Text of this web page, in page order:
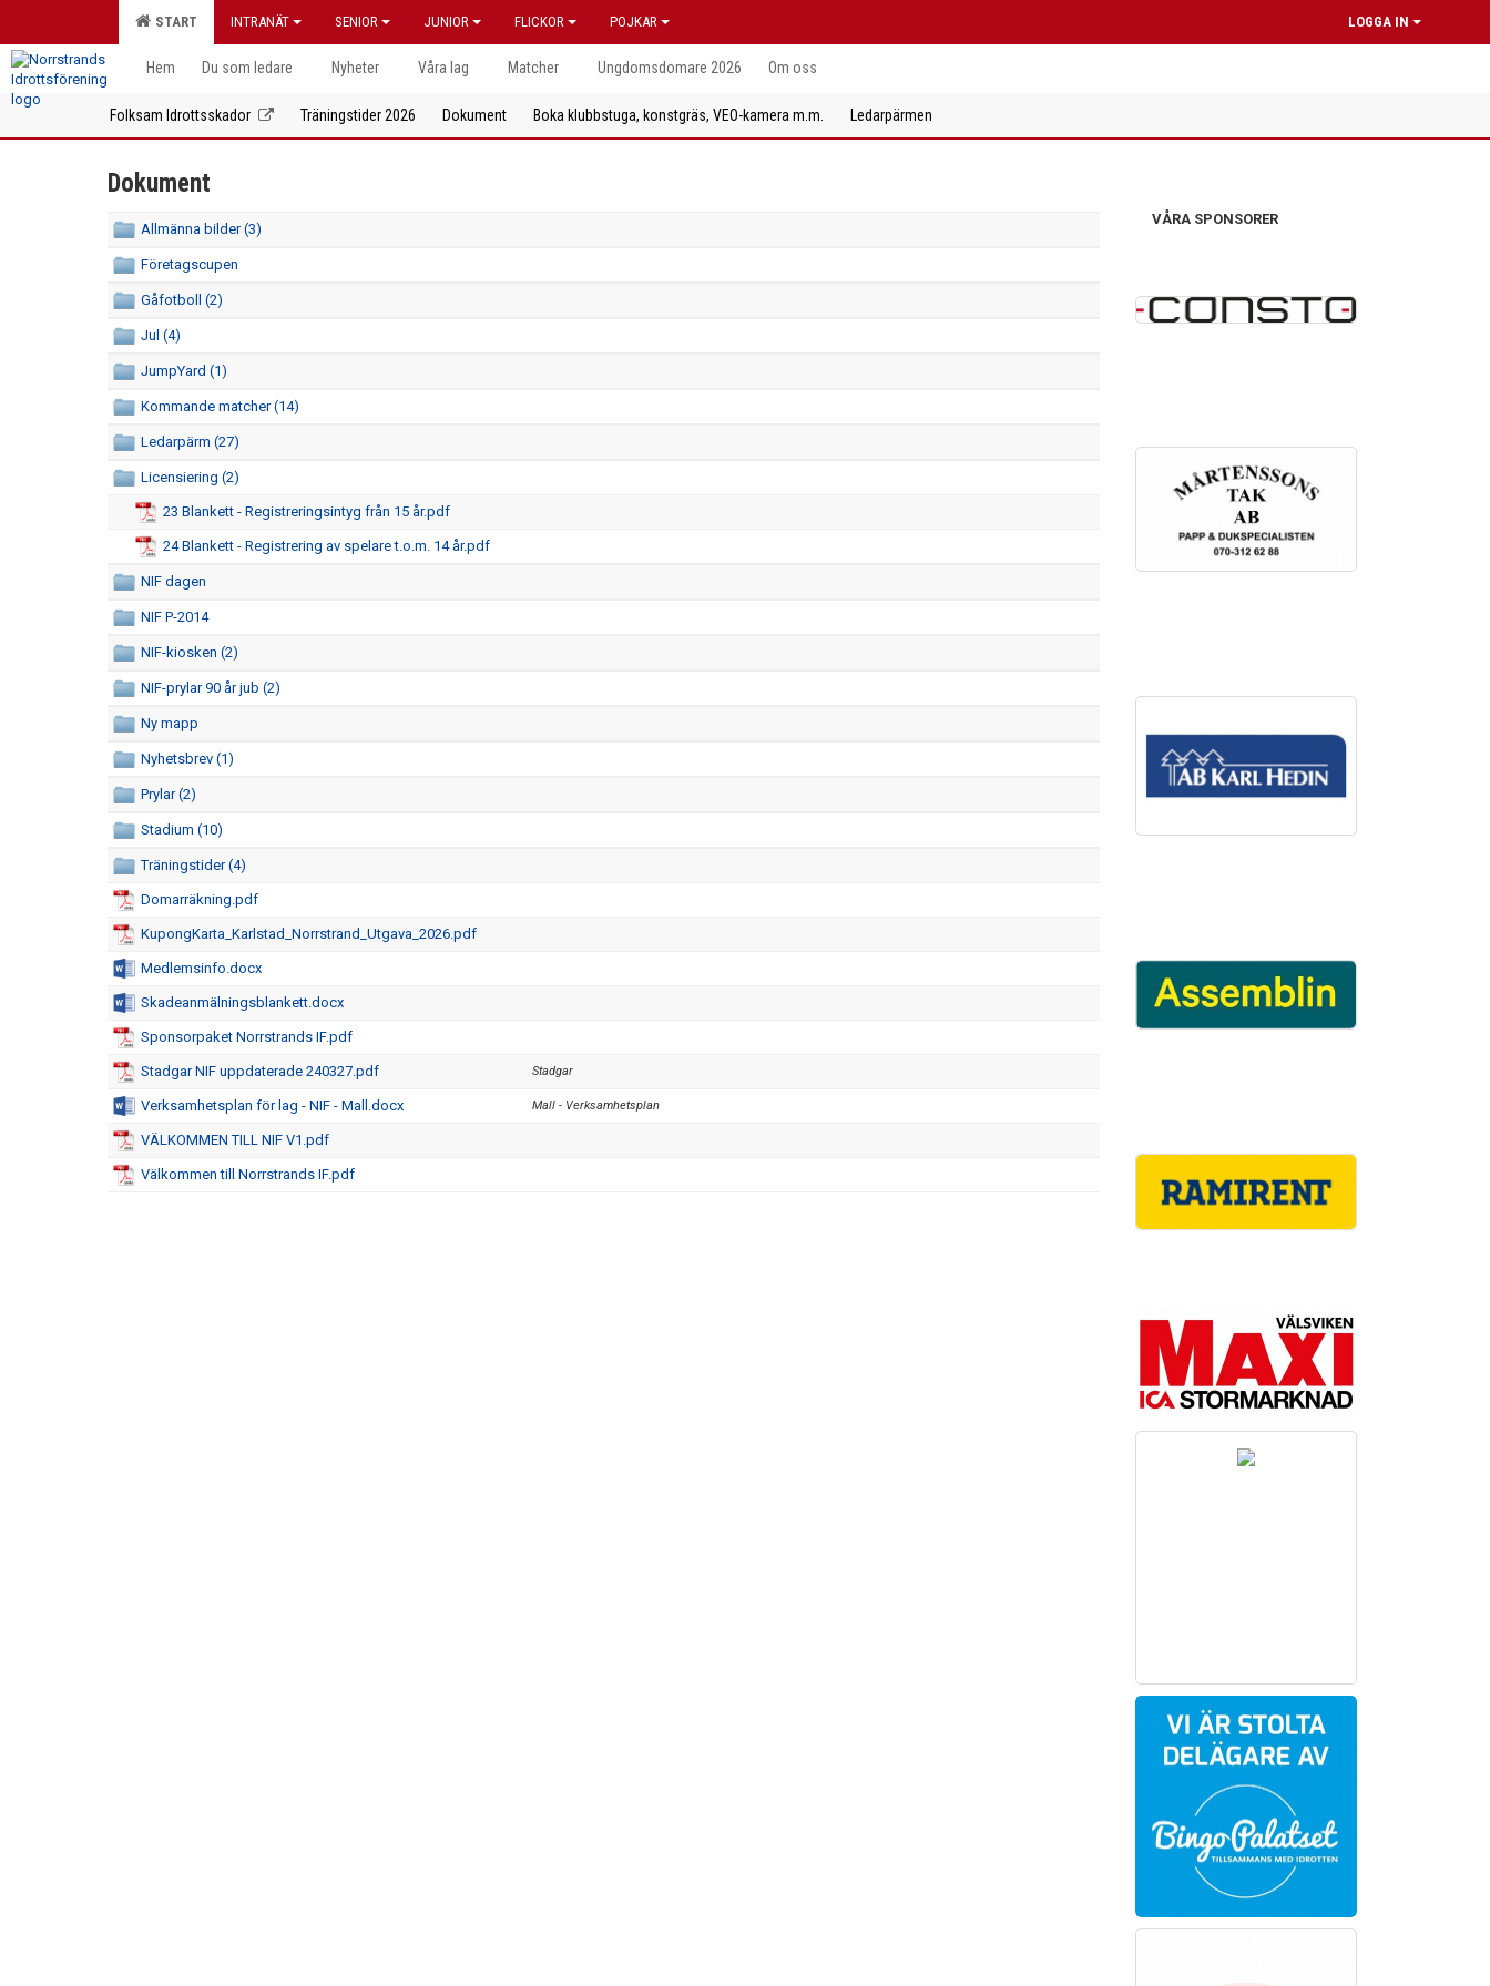
START INTRANÄT SENIOR JUNIOR FLICKOR POJKAR LOGGA IN
Hem Du som ledare Nyheter Våra lag Matcher Ungdomsdomare 2026 Om oss
Folksam Idrottsskador Träningstider 2026 Dokument Boka klubbstuga, konstgräs, VEO-kamera m.m. Ledarpärmen
Dokument
Allmänna bilder (3)
Företagscupen
Gåfotboll (2)
Jul (4)
JumpYard (1)
Kommande matcher (14)
Ledarpärm (27)
Licensiering (2)
23 Blankett - Registreringsintyg från 15 år.pdf
24 Blankett - Registrering av spelare t.o.m. 14 år.pdf
NIF dagen
NIF P-2014
NIF-kiosken (2)
NIF-prylar 90 år jub (2)
Ny mapp
Nyhetsbrev (1)
Prylar (2)
Stadium (10)
Träningstider (4)
Domarräkning.pdf
KupongKarta_Karlstad_Norrstrand_Utgava_2026.pdf
Medlemsinfo.docx
Skadeanmälningsblankett.docx
Sponsorpaket Norrstrands IF.pdf
Stadgar NIF uppdaterade 240327.pdf Stadgar
Verksamhetsplan för lag - NIF - Mall.docx Mall - Verksamhetsplan
VÄLKOMMEN TILL NIF V1.pdf
Välkommen till Norrstrands IF.pdf
VÅRA SPONSORER